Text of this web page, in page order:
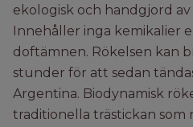
ekologisk och handgjord
Innehåller inga kemikalier
doftämnen. Rökelsen kan
stunder för att sedan
Argentina. Biodynamisk
traditionella trästickan som